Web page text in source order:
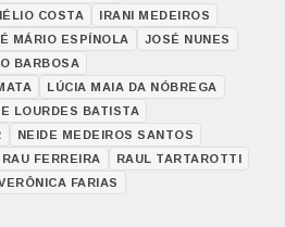
COSTA
IRANI MEDEIROS
MÁRIO ESPÍNOLA
JOSÉ NUNES
BARBOSA
LÚCIA MAIA DA NÓBREGA
LOURDES BATISTA
NEIDE MEDEIROS SANTOS
RAU FERREIRA
RAUL TARTAROTTI
FARIAS